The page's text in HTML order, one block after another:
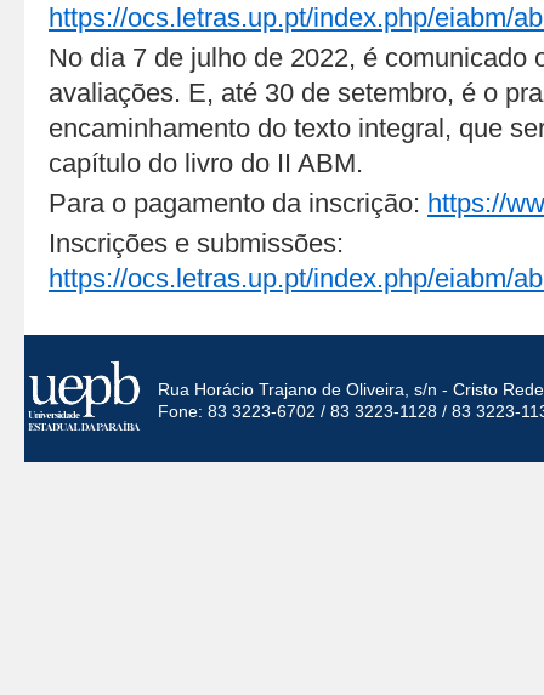
https://ocs.letras.up.pt/index.php/eiabm/
No dia 7 de julho de 2022, é comunicado
avaliações. E, até 30 de setembro, é o
encaminhamento do texto integral, que
capítulo do livro do II ABM.
Para o pagamento da inscrição: https://
Inscrições e submissões:
https://ocs.letras.up.pt/index.php/eiabm/
Rua Horácio Trajano de Oliveira, s/n - Cristo
Fone: 83 3223-6702 / 83 3223-1128 / 83 3223-